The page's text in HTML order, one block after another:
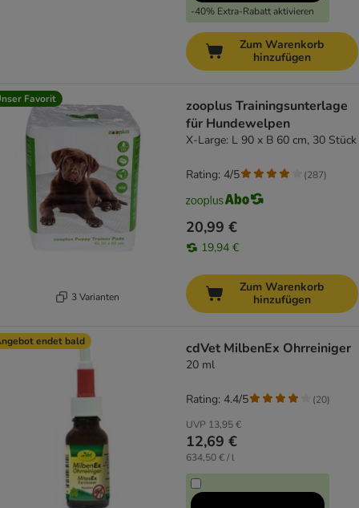
-40% Extra-Rabatt aktivieren
Zum Warenkorb
hinzufügen
Favorit
3 Varianten
zooplus Trainingsunterlage
für Hundewelpen
X-Large: L 90 x B 60 cm, 30 Stück
20,99 €
19,94 €
Rating: 4/5 (287)
Zum Warenkorb
hinzufügen
endet bald cdVet MilbenEx Ohrreiniger
20 ml
UVP 13,95 €
12,69 €
634,50 € / l
Rating: 4.4/5 (20)